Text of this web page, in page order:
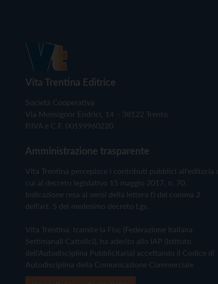
Vita Trentina Editrice
Società Cooperativa
Via Monsignor Endrici, 14 – 38122 Trento
P.IVA e C.F. 00199960220
Amministrazione trasparente
Vita Trentina percepisce i contributi pubblici all'editoria
cui al decreto legislativo 15 maggio 2017, n. 70.
Indicazione resa ai sensi della lettera f) del comma 2
dell'art. 5 del medesimo decreto Lgs.
Vita Trentina, tramite la Fisc (Federazione Italiana
Settimanali Cattolici), ha aderito allo IAP (Istituto
dell'Autodisciplina Pubblicitaria) accettando il Codice di
Autodisciplina della Comunicazione Commerciale